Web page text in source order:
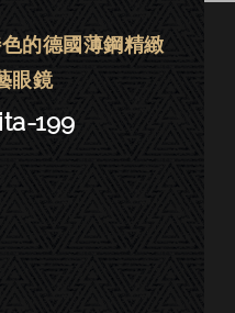
安－Mykita-199
的德國薄鋼精緻
眼鏡
199